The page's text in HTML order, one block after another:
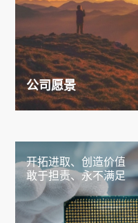
公司愿景
开拓进取、创造价值
敢于担责、永不满足